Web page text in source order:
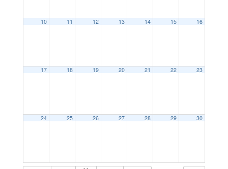
10 11 12 13 14 15 16
17 18 19 20 21 22 23
24 25 26 27 28 29 30